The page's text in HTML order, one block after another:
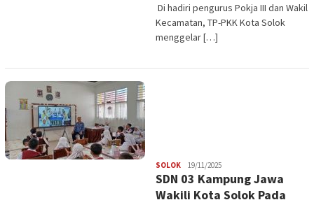
Di hadiri pengurus Pokja III dan Wakil
Kecamatan, TP-PKK Kota Solok
menggelar […]
SOLOKRedaksi
19/11/2025
SDN 03 Kampung Jawa
Wakili Kota Solok Pada